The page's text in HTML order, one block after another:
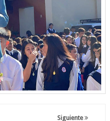
Siguiente